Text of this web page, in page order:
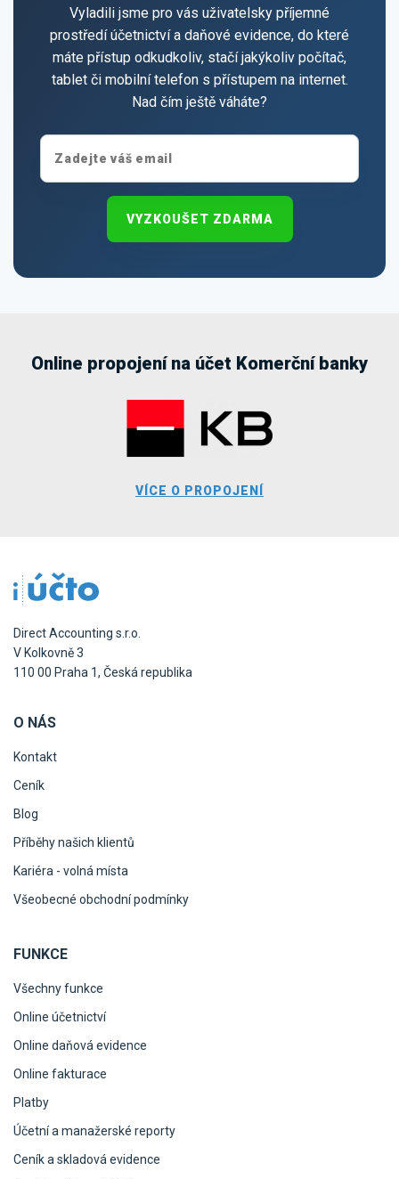
Vyladili jsme pro vás uživatelsky příjemné
prostředí účetnictví a daňové evidence, do které
máte přístup odkudkoliv, stačí jakýkoliv počítač,
tablet či mobilní telefon s přístupem na internet.
Nad čím ještě váháte?
VYZKOUŠET ZDARMA
Online propojení na účet Komerční banky
VÍCE O PROPOJENÍ
Direct Accounting s.r.o.
V Kolkovně 3
110 00 Praha 1, Česká republika
O NÁS
Kontakt
Ceník
Blog
Příběhy našich klientů
Kariéra - volná místa
Všeobecné obchodní podmínky
FUNKCE
Všechny funkce
Online účetnictví
Online daňová evidence
Online fakturace
Platby
Účetní a manažerské reporty
Ceník a skladová evidence